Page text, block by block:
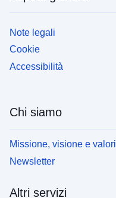
Note legali
Cookie
Accessibilità
Chi siamo
Missione, visione e valori
Newsletter
Altri servizi